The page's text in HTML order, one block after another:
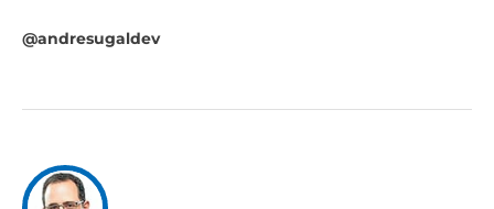
@andresugaldev